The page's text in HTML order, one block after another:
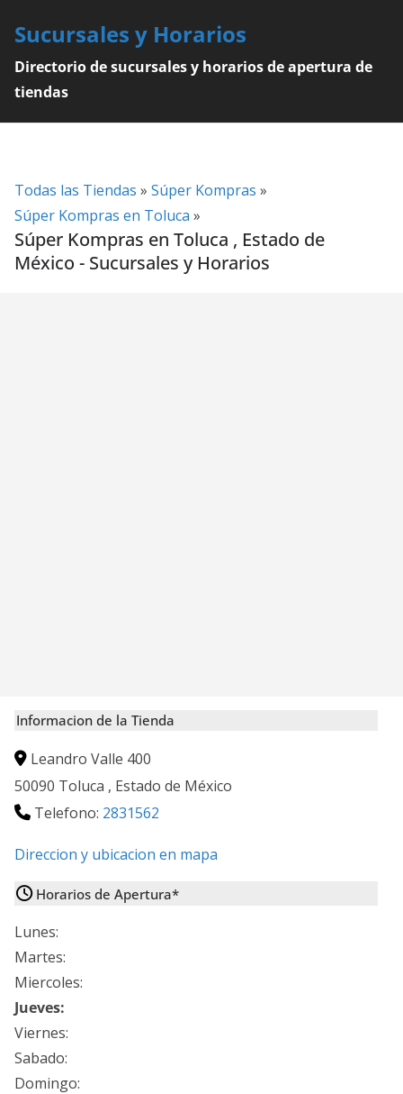
content
Sucursales y Horarios
Directorio de sucursales y horarios de apertura de
tiendas
Todas las Tiendas » Súper Kompras »
Súper Kompras en Toluca »
Súper Kompras en Toluca , Estado de
México - Sucursales y Horarios
Informacion de la Tienda
Leandro Valle 400
50090 Toluca , Estado de México
Telefono: 2831562
Direccion y ubicacion en mapa
Horarios de Apertura*
Lunes:
Martes:
Miercoles:
Jueves:
Viernes:
Sabado:
Domingo: